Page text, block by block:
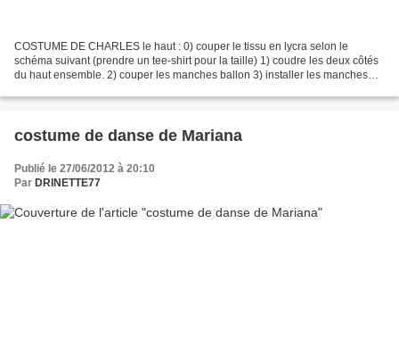
COSTUME DE CHARLES le haut : 0) couper le tissu en lycra selon le
schéma suivant (prendre un tee-shirt pour la taille) 1) coudre les deux côtés
du haut ensemble. 2) couper les manches ballon 3) installer les manches
costume de danse de Mariana
Publié le 27/06/2012 à 20:10
Par DRINETTE77